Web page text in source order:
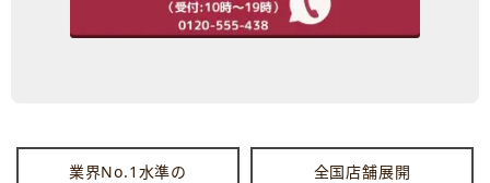
業界No.1水準の
全国店舗展開